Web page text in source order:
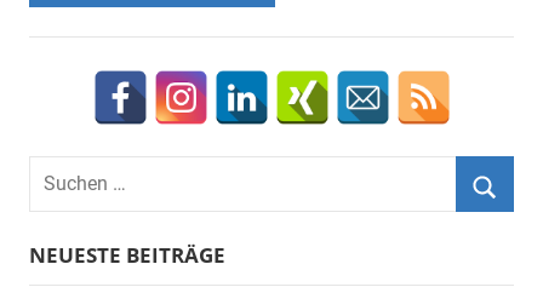
Suchen
nach:
NEUESTE BEITRÄGE